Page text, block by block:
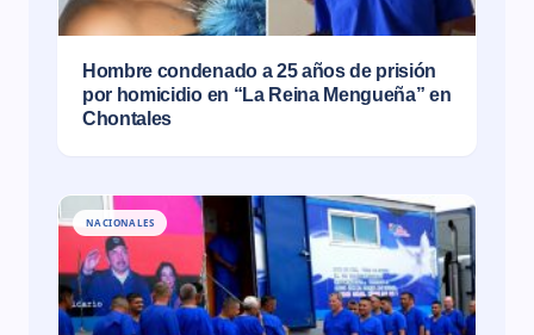
Hombre condenado a 25 años de prisión
por homicidio en “La Reina Mengueña” en
Chontales
NACIONALES